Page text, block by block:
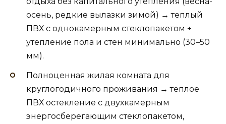
осень, редкие вылазки зимой) → теплый
ПВХ с однокамерным стеклопакетом +
утепление пола и стен минимально (30–50
мм).
Полноценная жилая комната для
круглогодичного проживания → теплое
ПВХ остекление с двухкамерным
энергосберегающим стеклопакетом,